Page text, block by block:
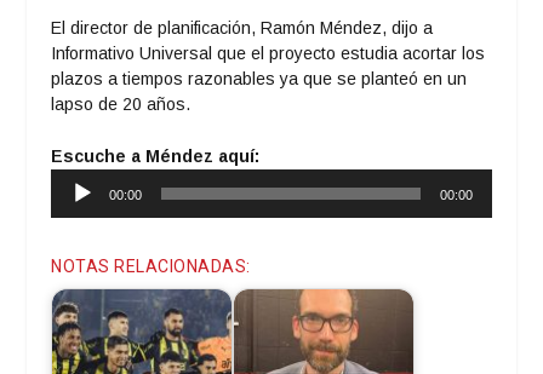
El director de planificación, Ramón Méndez, dijo a
Informativo Universal que el proyecto estudia acortar los
plazos a tiempos razonables ya que se planteó en un
lapso de 20 años.
Escuche a Méndez aquí:
Reproductor
00:00 00:00
NOTAS RELACIONADAS: